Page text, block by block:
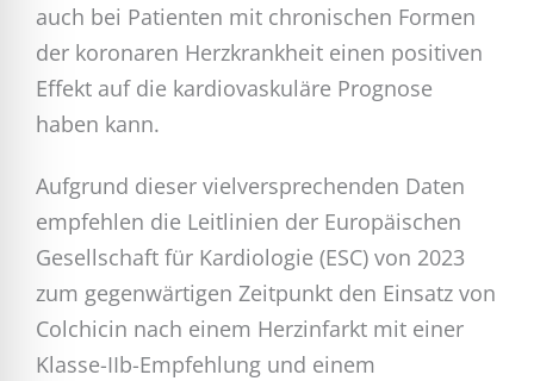
auch bei Patienten mit chronischen Formen
der koronaren Herzkrankheit einen positiven
Effekt auf die kardiovaskuläre Prognose
haben kann.
Aufgrund dieser vielversprechenden Daten
empfehlen die Leitlinien der Europäischen
Gesellschaft für Kardiologie (ESC) von 2023
zum gegenwärtigen Zeitpunkt den Einsatz von
Colchicin nach einem Herzinfarkt mit einer
Klasse-IIb-Empfehlung und einem